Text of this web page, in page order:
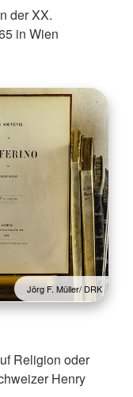
der XX.
in Wien
Jörg F. Müller/ DRK
Religion oder
Henry